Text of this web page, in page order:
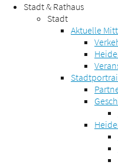
Stadt & Rathaus
Stadt
Aktuelle